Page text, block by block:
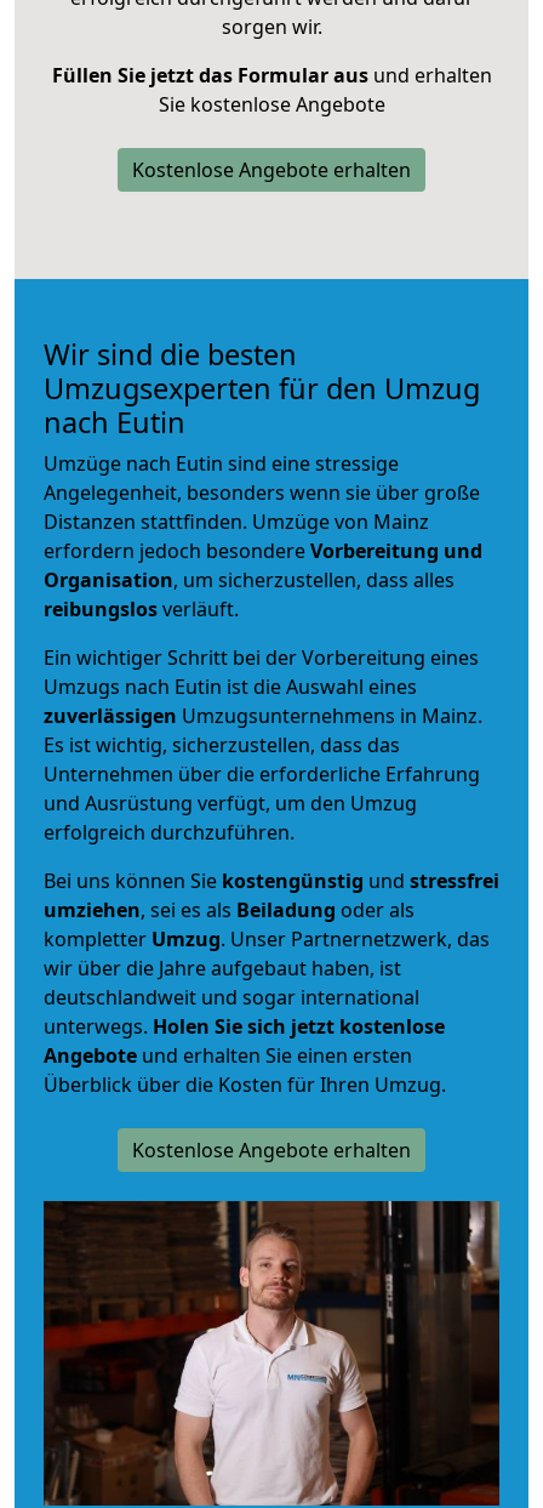
sorgen wir.
Füllen Sie jetzt das Formular ausund erhalten
Sie kostenlose Angebote
Kostenlose Angebote erhalten
Wir sind die besten
Umzugsexperten für den Umzug
nach Eutin
Umzüge nach Eutin sind eine stressige
Angelegenheit, besonders wenn sie über große
Distanzen stattfinden. Umzüge von Mainz
erfordern jedoch besondereVorbereitung und
Organisation, um sicherzustellen, dass alles
reibungslosverläuft.
Ein wichtiger Schritt bei der Vorbereitung eines
Umzugs nach Eutin ist die Auswahl eines
zuverlässigen Umzugsunternehmens in Mainz.
Es ist wichtig, sicherzustellen, dass das
Unternehmen über die erforderliche Erfahrung
und Ausrüstung verfügt, um den Umzug
erfolgreich durchzuführen.
Bei uns können Sie kostengünstig und stressfrei
umziehen, sei es als Beiladung oder als
kompletter Umzug. Unser Partnernetzwerk, das
wir über die Jahre aufgebaut haben, ist
deutschlandweit und sogar international
unterwegs. Holen Sie sich jetzt kostenlose
Angebote und erhalten Sie einen ersten
Überblick über die Kosten für Ihren Umzug.
Kostenlose Angebote erhalten